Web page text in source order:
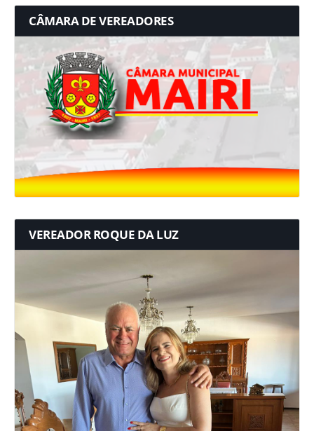
CÂMARA DE VEREADORES
VEREADOR ROQUE DA LUZ